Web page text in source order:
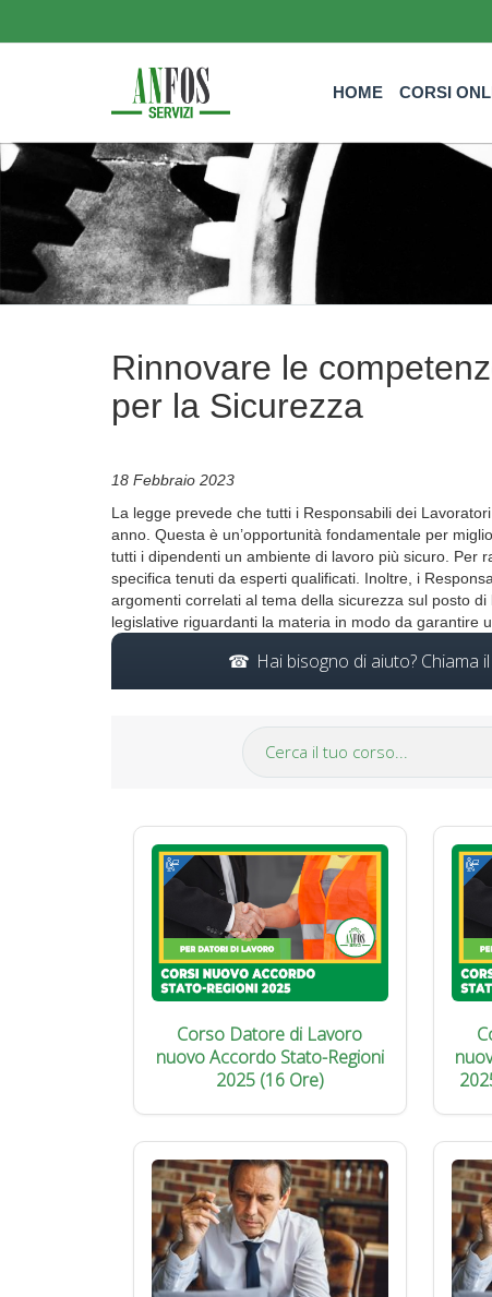
HOME CORSI
Rinnovare le
per la Sicurezza
18 Febbraio 2023
La legge prevede che tutti i Responsabili dei
anno. Questa è un’opportunità fondamentale per
tutti i dipendenti un ambiente di lavoro più sicuro. Per
specifica tenuti da esperti qualificati. Inoltre, i
argomenti correlati al tema della sicurezza sul posto
legislative riguardanti la materia in modo da garantire
Hai bisogno di aiuto? Chiama
Corso Datore di Lavoro
nuovo Accordo Stato-Regioni
2025 (16 Ore)